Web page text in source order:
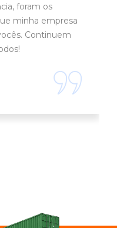
foram os
minha empresa
Continuem